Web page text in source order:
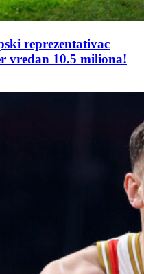
reprezentativac
vredan 10.5 miliona!